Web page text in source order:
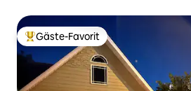
Beliebter Gäste-Favorit.
Gäste-Favorit